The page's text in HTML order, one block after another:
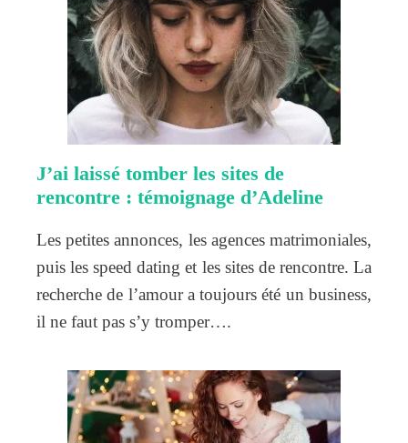
J’ai laissé tomber les sites de
rencontre : témoignage d’Adeline
Les petites annonces, les agences matrimoniales,
puis les speed dating et les sites de rencontre. La
recherche de l’amour a toujours été un business,
il ne faut pas s’y tromper….